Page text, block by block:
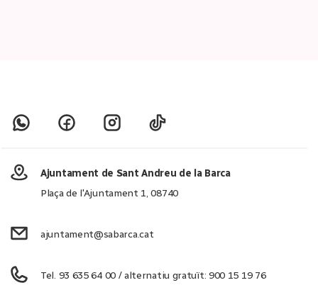
Ajuntament de Sant Andreu de la Barca
Plaça de l'Ajuntament 1, 08740
ajuntament@sabarca.cat
Tel. 93 635 64 00 / alternatiu gratuït: 900 15 19 76